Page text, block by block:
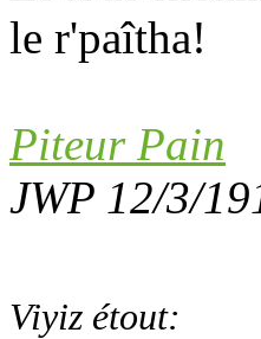
le r'paîtha!
Piteur Pain
JWP 12/3/
Viyiz étout: